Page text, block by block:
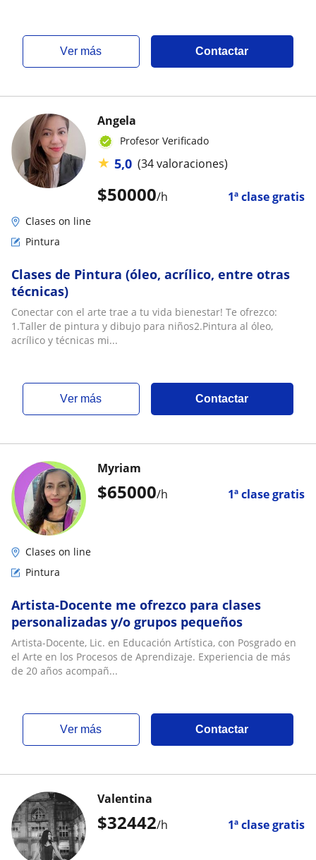
ver más Contactar
$50000/h 1ª clase gratis
Angela
Profesor Verificado
★ 5,0 (34 valoraciones)
Clases on line
Pintura
Clases de Pintura (óleo, acrílico, entre otras
técnicas)
Conectar con el arte trae a tu vida bienestar! Te ofrezco:
1.Taller de pintura y dibujo para niños2.Pintura al óleo,
acrílico y técnicas mi...
ver más Contactar
$65000/h 1ª clase gratis
Myriam
Clases on line
Pintura
Artista-Docente me ofrezco para clases
personalizadas y/o grupos pequeños
Artista-Docente, Lic. en Educación Artística, con Posgrado en
el Arte en los Procesos de Aprendizaje. Experiencia de más
de 20 años acompañ...
ver más Contactar
$32442/h 1ª clase gratis
Valentina